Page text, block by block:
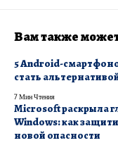
Вам также
5 Android-
стать
7 Мин Чтения
Microsoft раскрыла
Windows: как
новой опасности